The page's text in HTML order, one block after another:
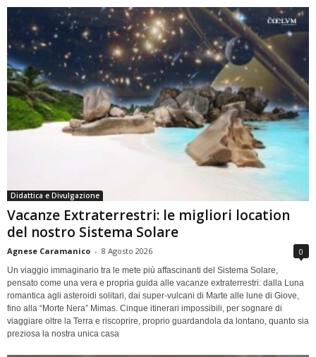
Didattica e Divulgazione
Vacanze Extraterrestri: le migliori location
del nostro Sistema Solare
Agnese Caramanico - 8 Agosto 2026 0
Un viaggio immaginario tra le mete più affascinanti del Sistema Solare,
pensato come una vera e propria guida alle vacanze extraterrestri: dalla Luna
romantica agli asteroidi solitari, dai super-vulcani di Marte alle lune di Giove,
fino alla “Morte Nera” Mimas. Cinque itinerari impossibili, per sognare di
viaggiare oltre la Terra e riscoprire, proprio guardandola da lontano, quanto sia
preziosa la nostra unica casa